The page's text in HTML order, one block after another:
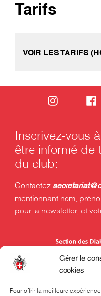
Gérer le
cookies
Pour offrir la meilleure
Tarifs
VOIR LES TARIFS
Inscrivez-vous
être informé de
du club:
Contactez
mentionnant nom,
pour la newsletter, et